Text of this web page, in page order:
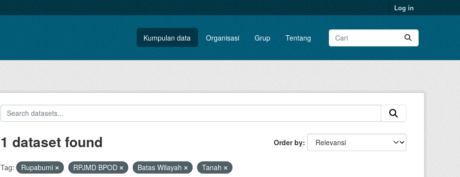
Log in
Kumpulan data Organisasi Grup Tentang
Order by
1 dataset found
Tag: Rupabumi RPJMD BPOD Batas Wilayah
Tanah